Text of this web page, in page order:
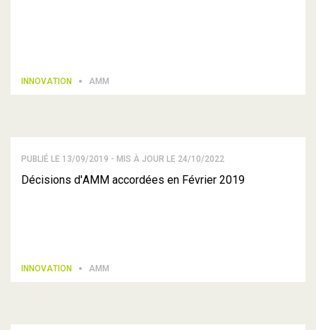
INNOVATION AMM
PUBLIÉ LE 13/09/2019 - MIS À JOUR LE 24/10/2022
Décisions d'AMM accordées en Février 2019
INNOVATION AMM